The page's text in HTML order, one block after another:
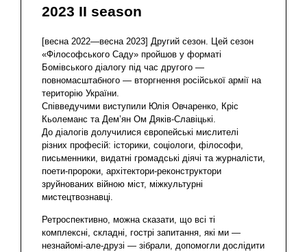
2023 II season
[весна 2022—весна 2023] Другий сезон. Цей сезон
«Філософського Cаду» пройшов у форматі
Бомівського діалогу під час другого —
повномасштабного — вторгнення російської армії на
територію України.
Співведучими виступили Юлія Овчаренко, Кріс
Кьолеманс та Дем’ян Ом Дяків-Славіцькі.
До діалогів долучилися європейські мислителі
різних професій: історики, соціологи, філософи,
письменники, видатні громадські діячі та журналісти,
поети-пророки, архітектори-реконструктори
зруйнованих війною міст, міжкультурні
мистецтвознавці.
Ретроспективно, можна сказати, що всі ті
комплексні, складні, гострі запитання, які ми —
незнайомі-але-друзі — зібрали, допомогли дослідити